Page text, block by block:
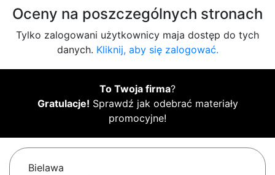
Oceny na poszczególnych stronach
Tylko zalogowani użytkownicy maja dostęp do tych
danych. Kliknij, aby się zalogować.
To Twoja firma?
Gratulacje! Sprawdź jak odebrać materiały
promocyjne!
Bielawa